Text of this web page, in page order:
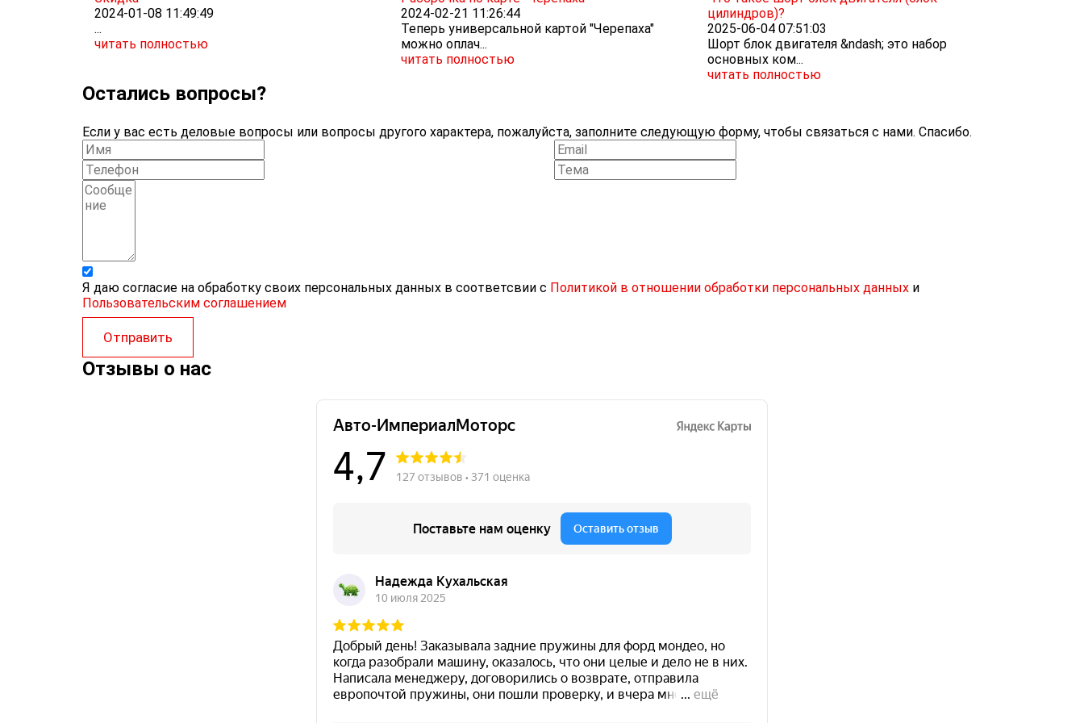
2024-01-08 11:49:49
...
читать полностью
2024-02-21 11:26:44
Теперь универсальной картой "Черепаха"
можно оплач...
читать полностью
цилиндров)?
2025-06-04 07:51:03
Шорт блок двигателя &ndash; это набор
основных ком...
читать полностью
Остались вопросы?
Если у вас есть деловые вопросы или вопросы другого характера, пожалуйста, заполните следующую форму, чтобы связаться с нами. Спасибо.
Я даю согласие на обработку своих персональных данных в соответсвии с Политикой в отношении обработки персональных данных и
Пользовательским соглашением
Отправить
Отзывы о нас